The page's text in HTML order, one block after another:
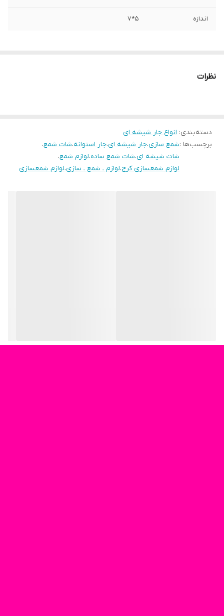
اندازه ۵*۷
نظرات
دسته‌بندی: انواع جار شیشه ای
برچسب‌ها :شمع سازی،جار شیشه ای،جار استوانه،شات شمع،
شات شیشه ای،شات شمع ساده،لوازم شمع،
لوازم شمعسازی کرج،لوازم ـ شمع ـ سازی،لوازم شمعسازی